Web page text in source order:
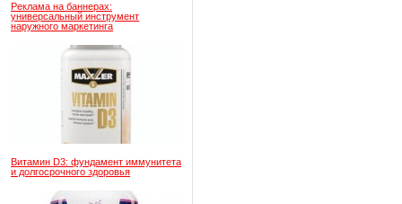
Реклама на баннерах:
универсальный инструмент
наружного маркетинга
Витамин D3: фундамент иммунитета
и долгосрочного здоровья